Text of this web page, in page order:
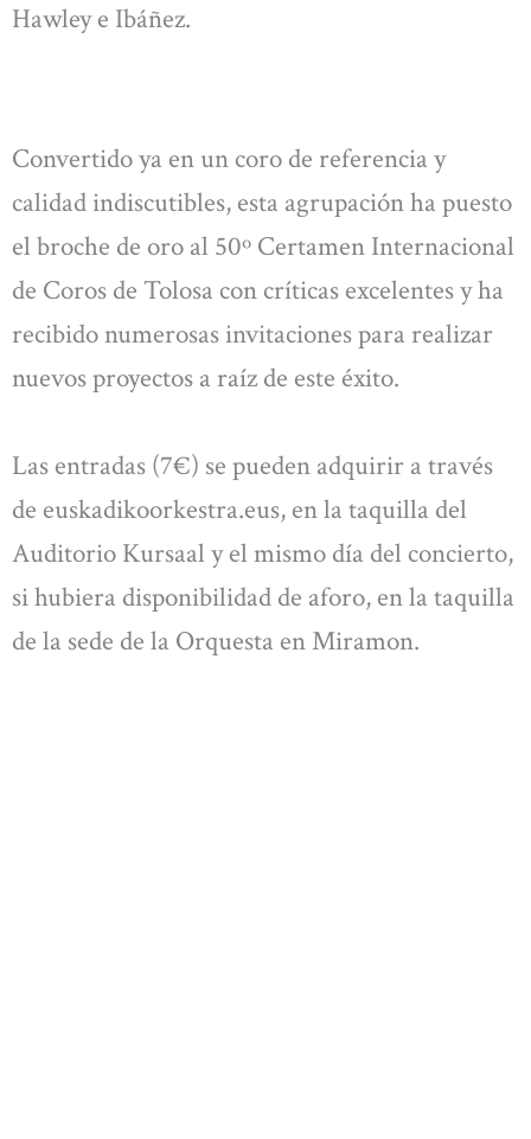
Hawley e Ibáñez.
Convertido ya en un coro de referencia y
calidad indiscutibles, esta agrupación ha puesto
el broche de oro al 50º Certamen Internacional
de Coros de Tolosa con críticas excelentes y ha
recibido numerosas invitaciones para realizar
nuevos proyectos a raíz de este éxito.
Las entradas (7€) se pueden adquirir a través
de euskadikoorkestra.eus, en la taquilla del
Auditorio Kursaal y el mismo día del concierto,
si hubiera disponibilidad de aforo, en la taquilla
de la sede de la Orquesta en Miramon.